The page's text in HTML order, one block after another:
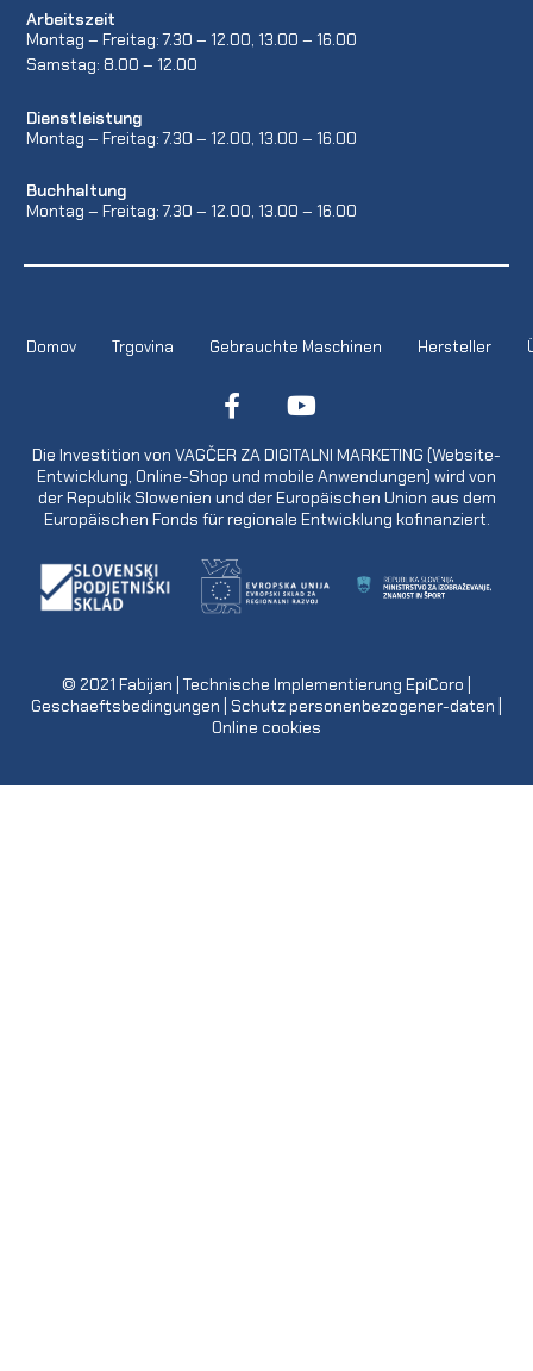
Arbeitszeit
Montag – Freitag: 7.30 – 12.00, 13.00 – 16.00
Samstag: 8.00 – 12.00
Dienstleistung
Montag – Freitag: 7.30 – 12.00, 13.00 – 16.00
Buchhaltung
Montag – Freitag: 7.30 – 12.00, 13.00 – 16.00
Domov Trgovina Gebrauchte Maschinen Hersteller
Die Investition von VAGČER ZA DIGITALNI MARKETING (Website-
Entwicklung, Online-Shop und mobile Anwendungen) wird von
der Republik Slowenien und der Europäischen Union aus dem
Europäischen Fonds für regionale Entwicklung kofinanziert.
© 2021 Fabijan | Technische Implementierung EpiCoro
Geschaeftsbedingungen Schutz personenbezogener-daten
Online cookies